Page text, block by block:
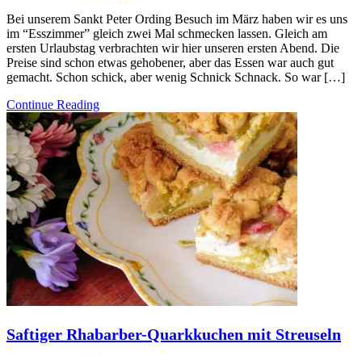
Bei unserem Sankt Peter Ording Besuch im März haben wir es uns
im “Esszimmer” gleich zwei Mal schmecken lassen. Gleich am
ersten Urlaubstag verbrachten wir hier unseren ersten Abend. Die
Preise sind schon etwas gehobener, aber das Essen war auch gut
gemacht. Schon schick, aber wenig Schnick Schnack. So war […]
Continue Reading
Saftiger Rhabarber-Quarkkuchen mit Streuseln